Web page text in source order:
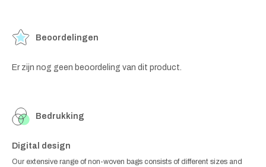
Beoordelingen
Er zijn nog geen beoordeling van dit product.
Bedrukking
Digital design
Our extensive range of non-woven bags consists of different sizes and